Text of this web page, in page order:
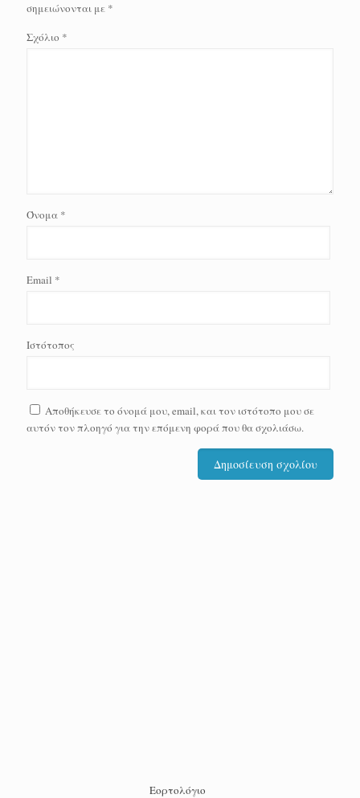
σημειώνονται με *
Σχόλιο *
Όνομα *
Email *
Ιστότοπος
Αποθήκευσε το όνομά μου, email, και τον ιστότοπο μου σε
αυτόν τον πλοηγό για την επόμενη φορά που θα σχολιάσω.
Εορτολόγιο